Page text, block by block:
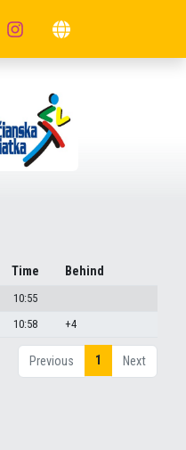
Time Behind
10:55
10:58 +4
Previous 1 Next